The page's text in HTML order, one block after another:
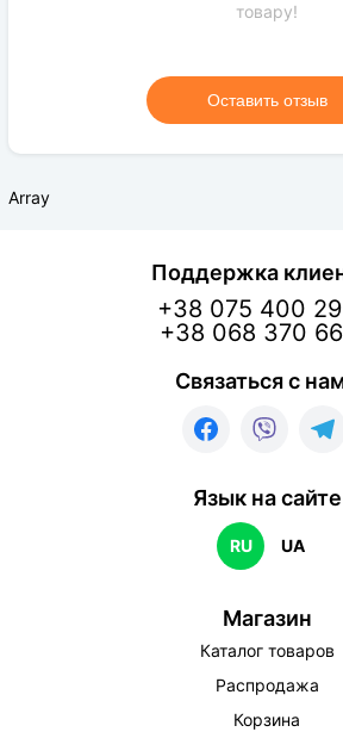
товару!
Оставить отзыв
Array
Поддержка
+38 075 400
+38 068 370 66
Связаться с
Язык на сайте
RU UA
Магазин
Каталог товаров
Распродажа
Корзина